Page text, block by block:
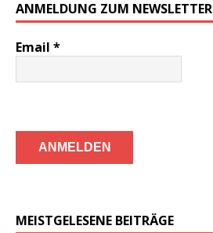
ANMELDUNG ZUM NEWSLETTER
Email *
MEISTGELESENE BEITRÄGE